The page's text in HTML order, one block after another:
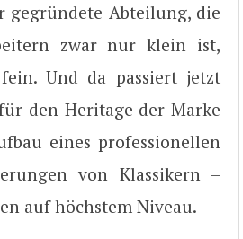
gegründete Abteilung, die
zwar nur klein ist,
Und da passiert jetzt
den Heritage der Marke
eines professionellen
von Klassikern –
auf höchstem Niveau.